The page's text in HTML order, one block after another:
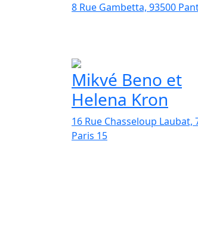
8 Rue Gambetta, 93500
Mikvé Beno et
Helena Kron
16 Rue Chasseloup Laubat,
Paris 15